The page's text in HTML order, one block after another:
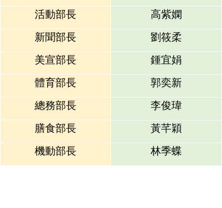
活動部長
高紫嫻
新聞部長
劉筱柔
美宣部長
鍾宜娟
體育部長
郭奕新
總務部長
李俊瑋
膳食部長
黃芊穎
機動部長
林季蝶